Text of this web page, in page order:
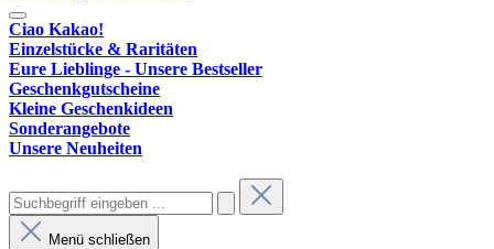
Ciao Kakao!
Einzelstücke & Raritäten
Eure Lieblinge - Unsere Bestseller
Geschenkgutscheine
Kleine Geschenkideen
Sonderangebote
Unsere Neuheiten
Menü schließen